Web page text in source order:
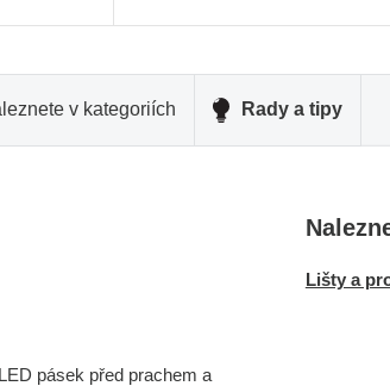
v kategoriích Rady a tipy
pásek před prachem a
Lišty a